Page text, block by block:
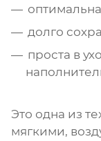
долго
проста в
Это одна из
мягкими,